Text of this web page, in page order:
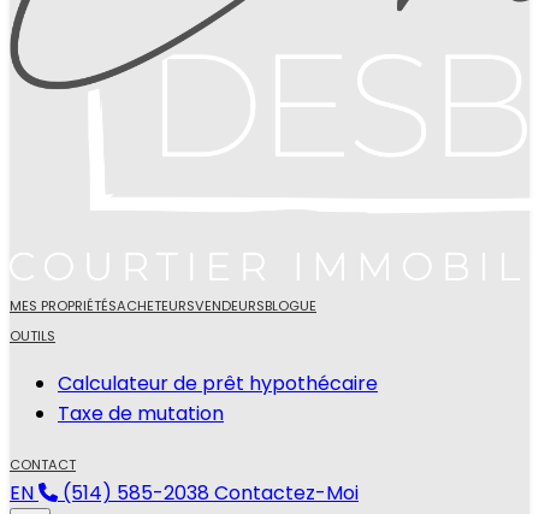
MES PROPRIÉTÉSACHETEURSVENDEURSBLOGUE
OUTILS
Calculateur de prêt hypothécaire
Taxe de mutation
CONTACT
EN (514) 585-2038 Contactez-Moi